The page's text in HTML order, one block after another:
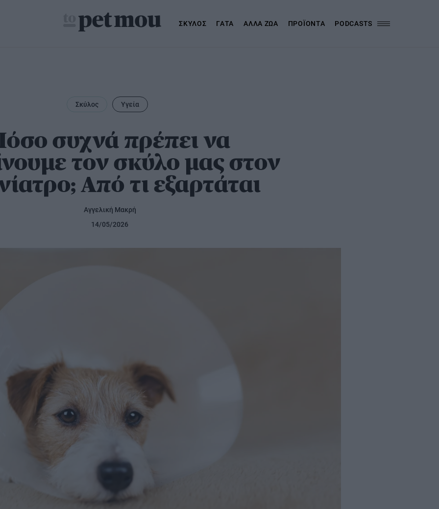
ΣΚΥΛΟΣ ΓΑΤΑ ΑΛΛΑ ΖΩΑ ΠΡΟΪΟΝΤΑ PODCASTS
Σκύλος Υγεία
συχνά πρέπει να
τον σκύλο μας στον
Από τι εξαρτάται
Αγγελική Μακρή
14/05/2026